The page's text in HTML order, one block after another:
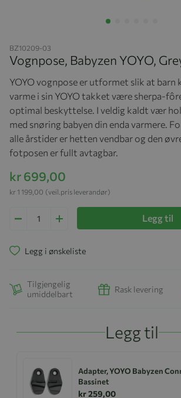
BZ10209-03
Vognpose, Babyzen YOYO,
YOYO vognpose er utformet slik at barn
varme i sin YOYO takket være sherpa-
optimal beskyttelse. I veldig kaldt vær
med snøring babyen din enda varmere.
alle årstider er hetten vendbar og den
fotposen er fullt avtagbar.
kr 699,00
(veil.pris leverandør)
kr 1 199,00
Legg til
Legg i ønskeliste
Tilgjengelig
umiddelbart
Rask levering
Legg til
Adapter, YOYO Babyzen
Bassinet
kr 259,00